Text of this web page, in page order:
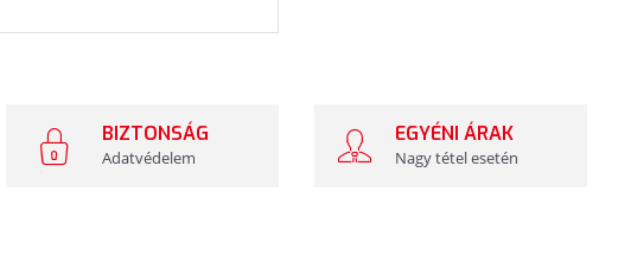
BIZTONSÁG
Adatvédelem
EGYÉNI ÁRAK
Nagy tétel esetén